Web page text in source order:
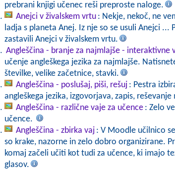
prebrani knjigi učenec reši preproste naloge.
Anejci v živalskem vrtu : Nekje, nekoč, ne
ladja s planeta Anej. Iz nje so se usuli Anejci ...
zastavili Anejci v živalskem vrtu.
Angleščina - branje za najmlajše - interaktivne
učenje angleškega jezika za najmlajše.
številke, velike začetnice, stavki.
Angleščina - poslušaj, piši, rešuj : Pestra
angleškega jezika, izgovorjava, zapis,
Angleščina - različne vaje za učence : Zelo
učence.
Angleščina - zbirka vaj : V Moodle učilnico
so krake, nazorne in zelo dobro organizirane.
komaj začeli učiti kot tudi za učence, ki imajo
glasov.